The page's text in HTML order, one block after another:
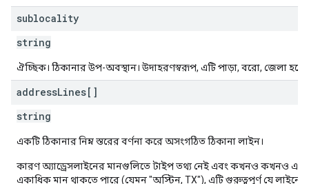
sublocality
string
ঐচ্ছিক। ঠিকানার উপ-অবস্থান। উদাহরণস্বরূপ, এটি পাড়া, বরো, জেলা হতে
addressLines[]
string
একটি ঠিকানার নিম্ন স্তরের বর্ণনা করে অসংগঠিত ঠিকানা লাইন।
কারণ অ্যাড্রেসলাইনের মানগুলিতে টাইপ তথ্য নেই এবং কখনও কখনও
একাধিক মান থাকতে পারে (যেমন "অস্টিন, TX"), এটি গুরুত্বপূর্ণ যে লাইনের